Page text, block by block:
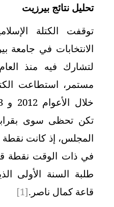
تحليل نتائج بيرزيت
توقفت الكتلة
مستمر، استطاعت
المجلس، إذ كانت
في ذات الوقت نقطة
طلبة السنة الأولى
قاعة كمال ناصر.[1]